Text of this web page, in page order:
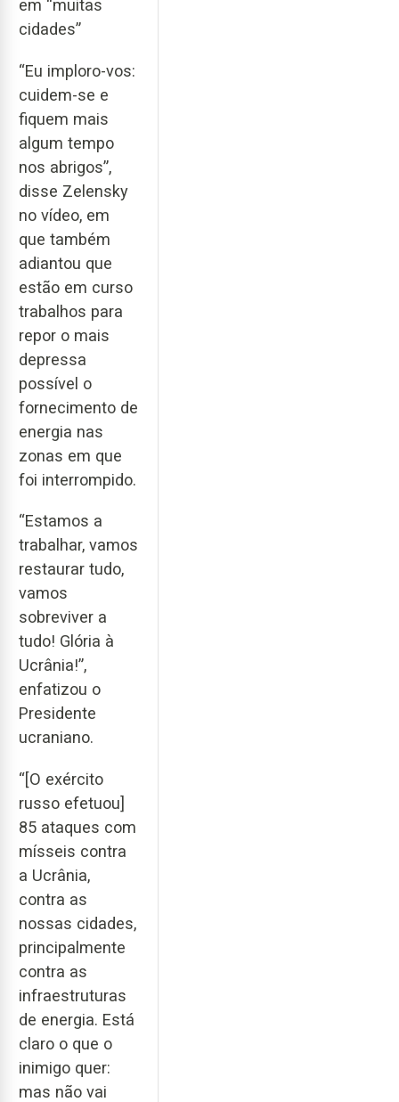
em “muitas
cidades”
“Eu imploro-vos:
cuidem-se e
fiquem mais
algum tempo
nos abrigos”,
disse Zelensky
no vídeo, em
que também
adiantou que
estão em curso
trabalhos para
repor o mais
depressa
possível o
fornecimento de
energia nas
zonas em que
foi interrompido.
“Estamos a
trabalhar, vamos
restaurar tudo,
vamos
sobreviver a
tudo! Glória à
Ucrânia!”,
enfatizou o
Presidente
ucraniano.
“[O exército
russo efetuou]
85 ataques com
mísseis contra
a Ucrânia,
contra as
nossas cidades,
principalmente
contra as
infraestruturas
de energia. Está
claro o que o
inimigo quer:
mas não vai